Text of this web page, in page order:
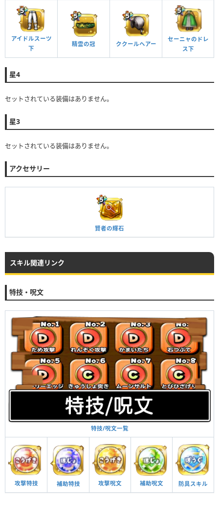
アイドルスーツ
下
精霊の冠 ククールヘアー
セーニャのドレ
ス下
星4
セットされている装備はありません。
星3
セットされている装備はありません。
アクセサリー
賢者の輝石
スキル関連リンク
特技・呪文
特技/呪文一覧
攻撃特技 補助特技 攻撃呪文 補助呪文 防具スキル